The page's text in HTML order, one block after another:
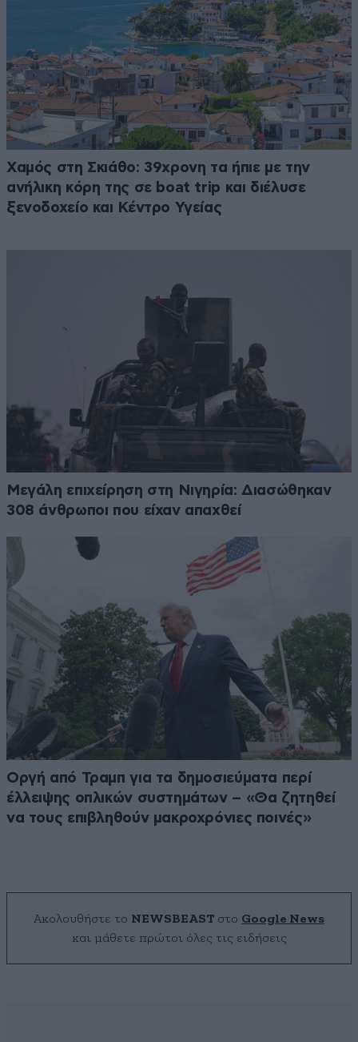
Χαμός στη Σκιάθο: 39χρονη τα ήπιε με την
ανήλικη κόρη της σε boat trip και διέλυσε
ξενοδοχείο και Κέντρο Υγείας
Μεγάλη επιχείρηση στη Νιγηρία: Διασώθηκαν
308 άνθρωποι που είχαν απαχθεί
Οργή από Τραμπ για τα δημοσιεύματα περί
έλλειψης οπλικών συστημάτων – «Θα ζητηθεί
να τους επιβληθούν μακροχρόνιες ποινές»
Ακολουθήστε το NEWSBEAST στο Google News
και μάθετε πρώτοι όλες τις ειδήσεις